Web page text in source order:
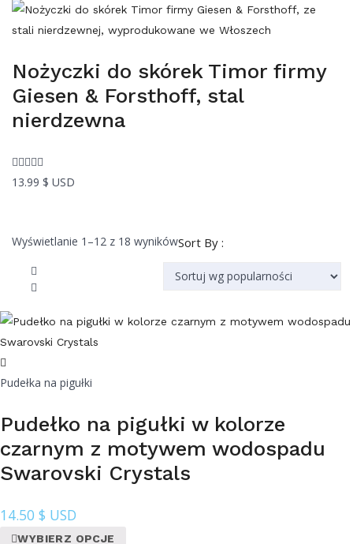
Nożyczki do skórek Timor firmy
Giesen & Forsthoff, stal
nierdzewna
13.99 $ USD
Wyświetlanie 1–12 z 18 wynikówPosortowane
popularności
Sort By :
Pudełka na pigułki
Pudełko na pigułki w kolorze
czarnym z motywem wodospadu
Swarovski Crystals
14.50 $ USD
WYBIERZ OPCJE